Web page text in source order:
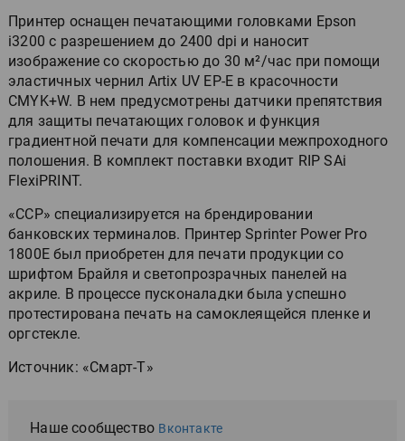
Принтер оснащен печатающими головками Epson
i3200 с разрешением до 2400 dpi и наносит
изображение со скоростью до 30 м²/час при помощи
эластичных чернил Artix UV EP-E в красочности
CMYK+W. В нем предусмотрены датчики препятствия
для защиты печатающих головок и функция
градиентной печати для компенсации межпроходного
полошения. В комплект поставки входит RIP SAi
FlexiPRINT.
«ССР» специализируется на брендировании
банковских терминалов. Принтер Sprinter Power Pro
1800E был приобретен для печати продукции со
шрифтом Брайля и светопрозрачных панелей на
акриле. В процессе пусконаладки была успешно
протестирована печать на самоклеящейся пленке и
оргстекле.
Источник: «Смарт-Т»
Наше сообщество Вконтакте